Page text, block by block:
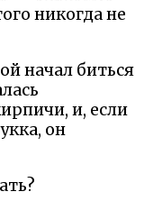
никогда не
начал биться
и, если
он